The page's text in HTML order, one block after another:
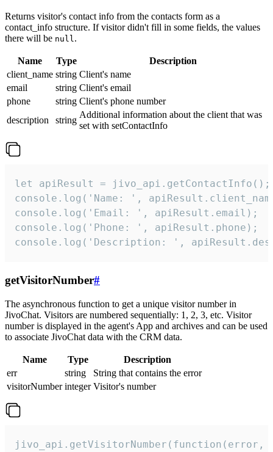
Returns visitor's contact info from the contacts form as a
contact_info structure. If visitor didn't fill in some fields, the values
there will be null.
Name Type
Description
client_name string Client's name
email
string Client's email
phone
string Client's phone number
description
string
Additional information about the client that was
set with setContactInfo
let apiResult = jivo_api.getContactInfo();
console.log('Name: ',
console.log('Email: ', apiResult.email);
console.log('Phone: ', apiResult.phone);
console.log('Description: ',
getVisitorNumber#
The asynchronous function to get a unique visitor number in
JivoChat. Visitors are numbered sequentially: 1, 2, 3, etc. Visitor
number is displayed in the agent's App and archives and can be used
to associate JivoChat data with the CRM data.
Name Type
Description
err
string
String that contains the error
visitorNumber integer Visitor's number
jivo_api.getVisitorNumber(function(error,